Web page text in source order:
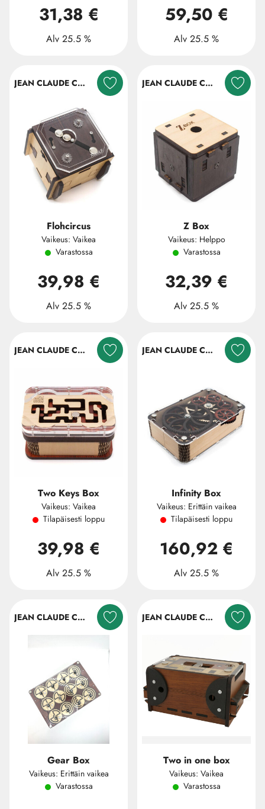
31,38 €
Alv 25.5 %
59,50 €
Alv 25.5 %
JEAN CLAUDE CONSTANTIN
Flohcircus
Vaikeus: Vaikea
Varastossa
39,98 €
Alv 25.5 %
JEAN CLAUDE CONSTANTIN
Z Box
Vaikeus: Helppo
Varastossa
32,39 €
Alv 25.5 %
JEAN CLAUDE CONSTANTIN
Two Keys Box
Vaikeus: Vaikea
Tilapäisesti loppu
39,98 €
Alv 25.5 %
JEAN CLAUDE CONSTANTIN
Infinity Box
Vaikeus: Erittäin vaikea
Tilapäisesti loppu
160,92 €
Alv 25.5 %
JEAN CLAUDE CONSTANTIN
Gear Box
Vaikeus: Erittäin vaikea
Varastossa
JEAN CLAUDE CONSTANTIN
Two in one box
Vaikeus: Vaikea
Varastossa